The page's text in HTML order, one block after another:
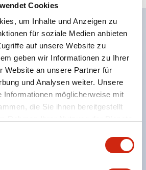
Cookies
um Inhalte und Anzeigen zu
für soziale Medien anbieten
auf unsere Website zu
geben wir Informationen zu Ihrer
Website an unsere Partner für
und Analysen weiter. Unsere
Informationen möglicherweise mit
die Sie ihnen bereitgestellt
explosionsgefährdeten